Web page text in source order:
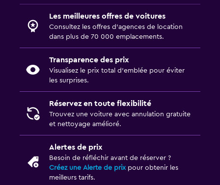
Les meilleures offres de voitures
Consultez les offres d’agences de location
dans plus de 70 000 emplacements.
Transparence des prix
Visualisez le prix total d’emblée pour éviter
les surprises.
Réservez en toute flexibilité
Trouvez une voiture avec annulation gratuite
et nettoyage amélioré.
Alertes de prix
Besoin de réfléchir avant de réserver ?
Créez une Alerte de prixpour obtenir les
meilleurs tarifs.